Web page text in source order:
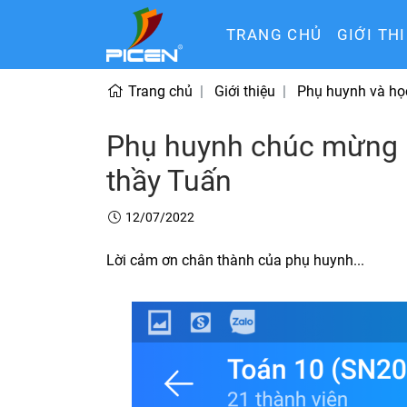
TRANG CHỦ GIỚI
Trang chủ Giới thiệu Phụ huynh và
Phụ huynh chúc
thầy Tuấn
12/07/2022
Lời cảm ơn chân thành của phụ huynh...